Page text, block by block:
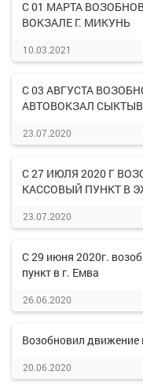
С 01 МАРТА
ВОКЗАЛЕ Г. МИКУНЬ
10.03.2021
С 03 АВГУСТА
АВТОВОКЗАЛ
23.07.2020
С 27 ИЮЛЯ 2020 Г
КАССОВЫЙ ПУНКТ В
23.07.2020
С 29 июня 2020г.
пункт в г. Емва
26.06.2020
Возобновил
20.06.2020